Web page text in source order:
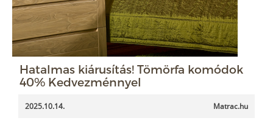
Hatalmas kiárusítás! Tömörfa komódok
40% Kedvezménnyel
2025.10.14. Matrac.hu